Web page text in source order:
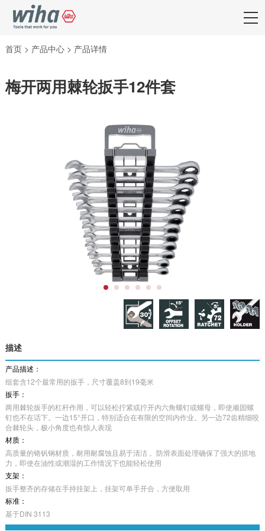
首页 > 产品中心 > 产品详情
梅开两用棘轮扳手12件套
描述
产品描述：
组套含12个最常用的扳手，尺寸覆盖8到19毫米
扳手：
两用棘轮扳手的杠杆作用，可以轻松拧紧或拧开内六角螺钉或螺母，即使顽固螺
钉也不在话下。一边15°开口，特别适合在有限的空间内作业。另一边72齿精细咬
合棘轮头，极小角度也有惊人表现
材质：
高质量的铬钒钢材质，耐用耐腐蚀且易于清洁 。防滑表面处理确保了强大的抓地
力，即使在油性或潮湿的工作情况下也能轻松使用
支架：
扳手整齐的存储在手持挂架上，挂架可单手开合，方便取用
标准：
基于DIN 3113